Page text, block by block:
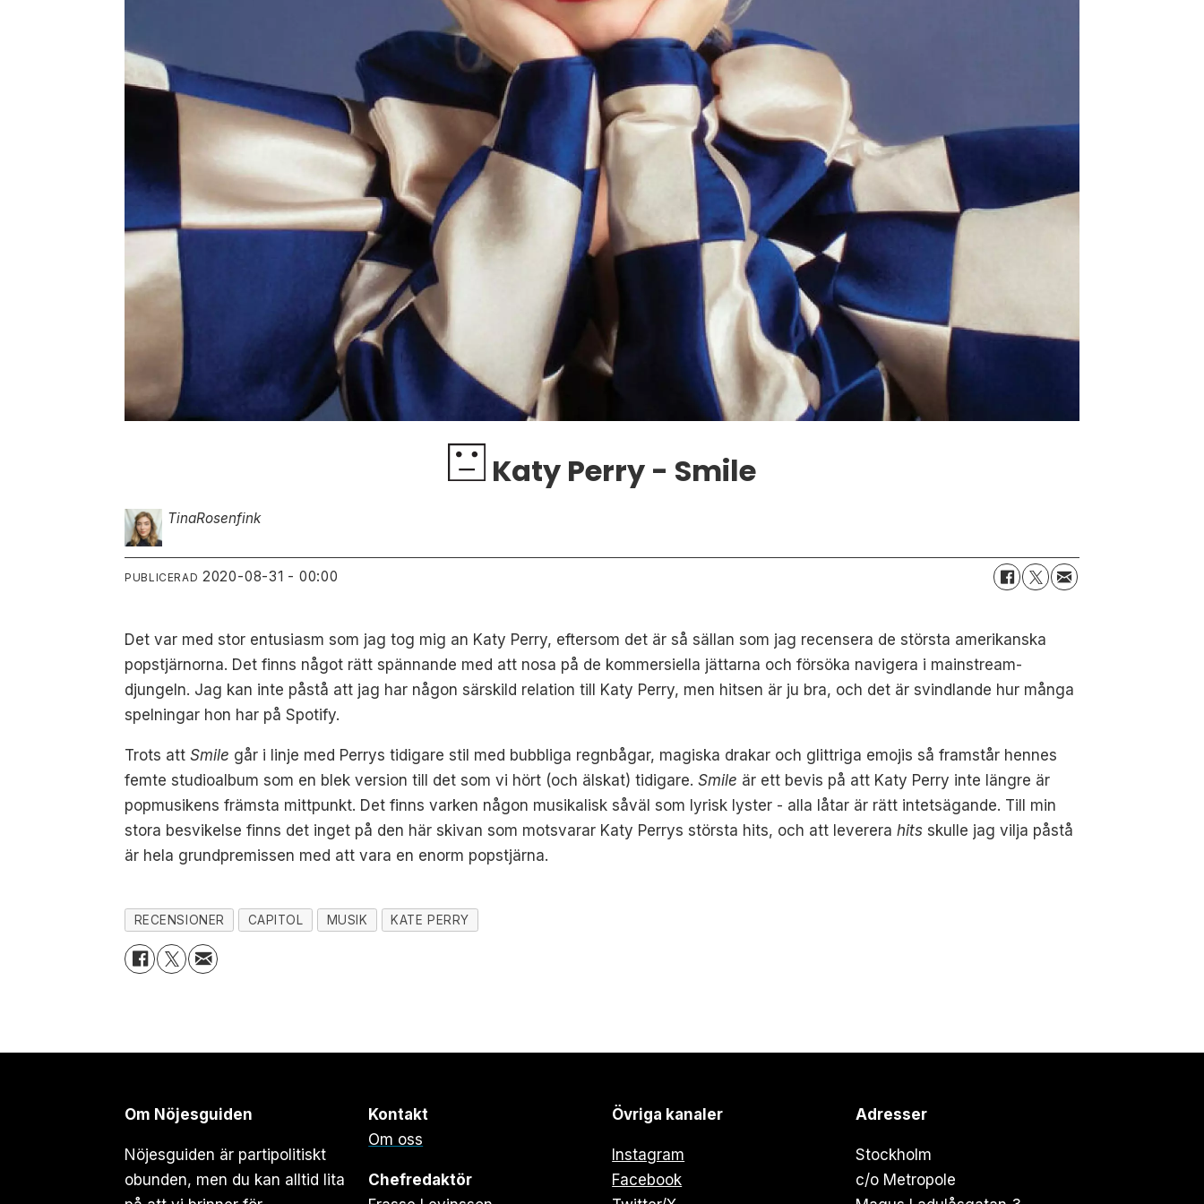
Katy Perry - Smile
TinaRosenfink
PUBLICERAD 2020-08-31 - 00:00
Det var med stor entusiasm som jag tog mig an Katy Perry, eftersom det är så sällan som jag recensera de största amerikanska
popstjärnorna. Det finns något rätt spännande med att nosa på de kommersiella jättarna och försöka navigera i mainstream-
djungeln. Jag kan inte påstå att jag har någon särskild relation till Katy Perry, men hitsen är ju bra, och det är svindlande hur många
spelningar hon har på Spotify.
Trots attSmile går i linje med Perrys tidigare stil med bubbliga regnbågar, magiska drakar och glittriga emojis så framstår hennes
femte studioalbum som en blek version till det som vi hört (och älskat) tidigare.Smile är ett bevis på att Katy Perry inte längre är
popmusikens främsta mittpunkt. Det finns varken någon musikalisk såväl som lyrisk lyster - alla låtar är rätt intetsägande. Till min
stora besvikelse finns det inget på den här skivan som motsvarar Katy Perrys största hits, och att levererahits skulle jag vilja påstå
är hela grundpremissen med att vara en enorm popstjärna.
RECENSIONER CAPITOL MUSIK KATE PERRY
Om Nöjesguiden
Nöjesguiden är partipolitiskt
obunden, men du kan alltid lita
Kontakt
Om oss
Chefredaktör
Övriga kanaler
Instagram
Facebook
Adresser
Stockholm
c/o Metropole